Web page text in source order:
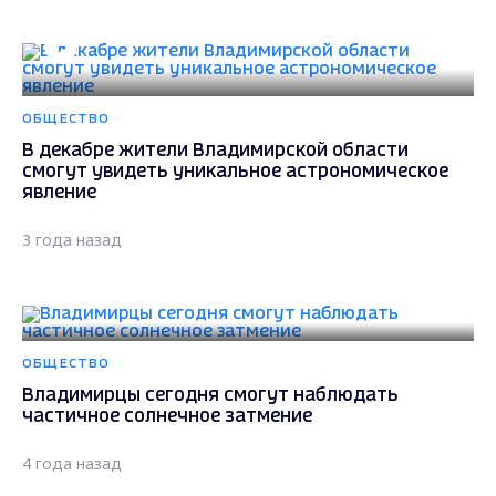
ОБЩЕСТВО
В декабре жители Владимирской области
смогут увидеть уникальное астрономическое
явление
3 года назад
ОБЩЕСТВО
Владимирцы сегодня смогут наблюдать
частичное солнечное затмение
4 года назад